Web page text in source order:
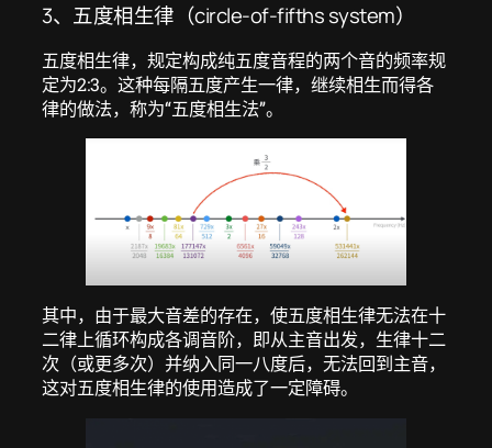
3、五度相生律（circle-of-fifths system）
五度相生律，规定构成纯五度音程的两个音的频率规
定为2:3。这种每隔五度产生一律，继续相生而得各
律的做法，称为“五度相生法”。
其中，由于最大音差的存在，使五度相生律无法在十
二律上循环构成各调音阶，即从主音出发，生律十二
次（或更多次）并纳入同一八度后，无法回到主音，
这对五度相生律的使用造成了一定障碍。